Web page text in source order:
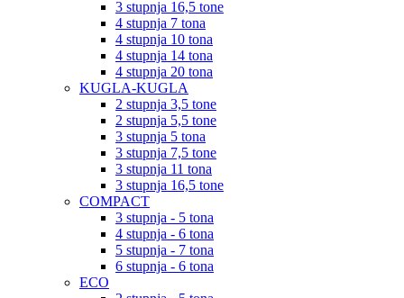
3 stupnja 16,5 tone
4 stupnja 7 tona
4 stupnja 10 tona
4 stupnja 14 tona
4 stupnja 20 tona
KUGLA-KUGLA
2 stupnja 3,5 tone
2 stupnja 5,5 tone
3 stupnja 5 tona
3 stupnja 7,5 tone
3 stupnja 11 tona
3 stupnja 16,5 tone
COMPACT
3 stupnja - 5 tona
4 stupnja - 6 tona
5 stupnja - 7 tona
6 stupnja - 6 tona
ECO